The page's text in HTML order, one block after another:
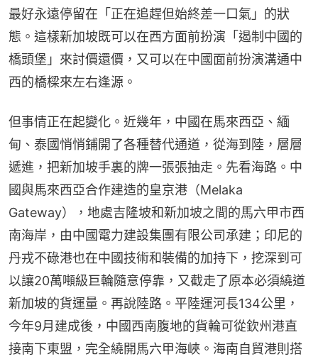
最好永遠停留在「正在追趕但始終差一口氣」的狀
態。這樣新加坡既可以在西方面前扮演「遏制中國的
橋頭堡」來討價還價，又可以在中國面前扮演溝通中
西的橋樑來左右逢源。
但事情正在起變化。近幾年，中國在馬來西亞、緬
甸、泰國悄悄鋪開了各種替代通道，從海到陸，層層
遞進，把新加坡手裏的牌一張張抽走。先看海路。中
國與馬來西亞合作建造的皇京港（Melaka
Gateway），地處吉隆坡和新加坡之間的馬六甲市西
南海岸，由中國電力建設集團有限公司承建；印尼的
丹戎不碌港也在中國技術和裝備的加持下，挖深到可
以讓20萬噸級巨輪隨意停靠，又截走了原本必須繞道
新加坡的貨運量。再說陸路。平陸運河長134公里，
今年9月建成後，中國西南腹地的貨輪可從欽州港直
接南下東盟，完全繞開馬六甲海峽。海南自貿港則搭